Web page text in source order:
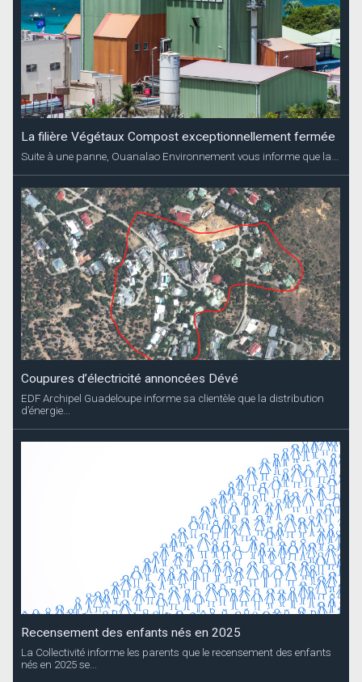
La filière Végétaux Compost exceptionnellement fermée
Suite à une panne, Ouanalao Environnement vous informe que la...
Coupures d’électricité annoncées Dévé
EDF Archipel Guadeloupe informe sa clientèle que la distribution
d’énergie...
Recensement des enfants nés en 2025
La Collectivité informe les parents que le recensement des enfants
nés en 2025 se...